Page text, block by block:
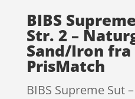
BIBS
Str. 2 –
Sand/Iron fra
PrisMatch
BIBS Supreme Sut